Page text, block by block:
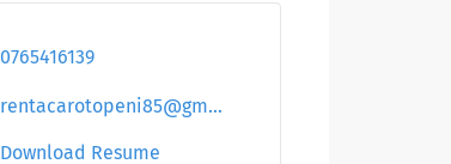
0765416139
rentacarotopeni85@gmail.com
Download Resume